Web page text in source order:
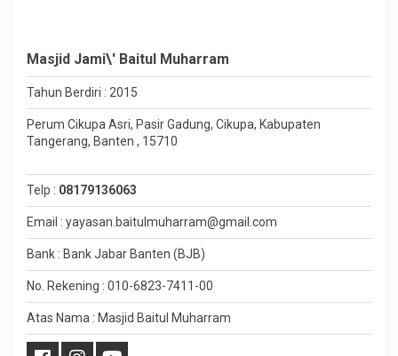
Masjid Jami\' Baitul Muharram
Tahun Berdiri : 2015
Perum Cikupa Asri, Pasir Gadung, Cikupa, Kabupaten
Tangerang, Banten , 15710
Telp : 08179136063
Email : yayasan.baitulmuharram@gmail.com
Bank : Bank Jabar Banten (BJB)
No. Rekening : 010-6823-7411-00
Atas Nama : Masjid Baitul Muharram